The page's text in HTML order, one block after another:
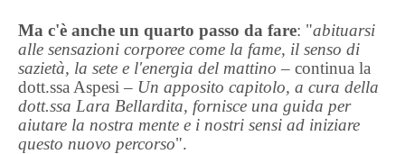
Ma c'è anche un quarto passo da fare: "abituarsi
alle sensazioni corporee come la fame, il senso di
sazietà, la sete e l'energia del mattino – continua la
dott.ssa Aspesi – Un apposito capitolo, a cura della
dott.ssa Lara Bellardita, fornisce una guida per
aiutare la nostra mente e i nostri sensi ad iniziare
questo nuovo percorso".